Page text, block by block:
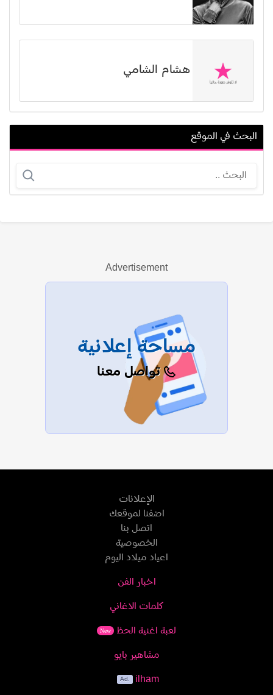
هشام الشامي
غنوة محمد علي
عرض الكل
البحث في الموقع
Advertisement
مساحة إعلانية
تواصل معنا
الإعلانات
اضفنا لموقعك
اتصل بنا
الخصوصية
اعياد ميلاد اليوم
اخبار الفن
كلمات الاغاني
لعبة اغنية الحظ New
مشاهير بايو
ilham